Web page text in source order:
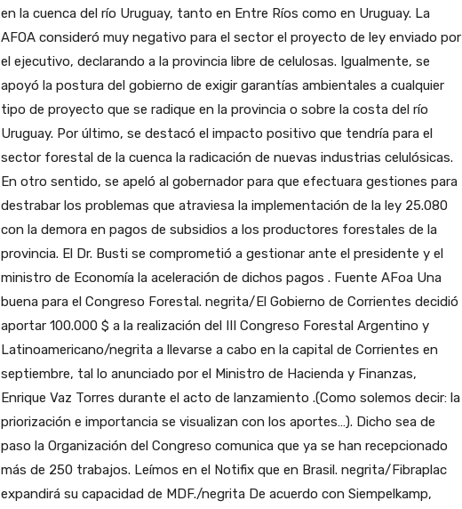
en la cuenca del río Uruguay, tanto en Entre Ríos como en Uruguay. La
AFOA consideró muy negativo para el sector el proyecto de ley enviado por
el ejecutivo, declarando a la provincia libre de celulosas. Igualmente, se
apoyó la postura del gobierno de exigir garantías ambientales a cualquier
tipo de proyecto que se radique en la provincia o sobre la costa del río
Uruguay. Por último, se destacó el impacto positivo que tendría para el
sector forestal de la cuenca la radicación de nuevas industrias celulósicas.
En otro sentido, se apeló al gobernador para que efectuara gestiones para
destrabar los problemas que atraviesa la implementación de la ley 25.080
con la demora en pagos de subsidios a los productores forestales de la
provincia. El Dr. Busti se comprometió a gestionar ante el presidente y el
ministro de Economía la aceleración de dichos pagos . Fuente AFoa Una
buena para el Congreso Forestal. negrita/El Gobierno de Corrientes decidió
aportar 100.000 $ a la realización del III Congreso Forestal Argentino y
Latinoamericano/negrita a llevarse a cabo en la capital de Corrientes en
septiembre, tal lo anunciado por el Ministro de Hacienda y Finanzas,
Enrique Vaz Torres durante el acto de lanzamiento .(Como solemos decir: la
priorización e importancia se visualizan con los aportes…). Dicho sea de
paso la Organización del Congreso comunica que ya se han recepcionado
más de 250 trabajos. Leímos en el Notifix que en Brasil. negrita/Fibraplac
expandirá su capacidad de MDF./negrita De acuerdo con Siempelkamp,